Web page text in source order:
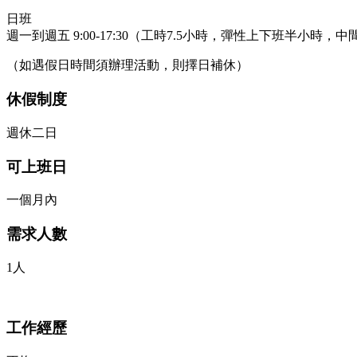
日班
週一到週五 9:00-17:30（工時7.5小時，彈性上下班半小時，中
（如遇假日時間須辦理活動，則擇日補休）
休假制度
週休二日
可上班日
一個月內
需求人數
1人
工作經歷